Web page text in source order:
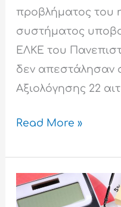
προβλήματος του
συστήματος
ΕΛΚΕ του
δεν απεστάλησαν
Αξιολόγησης 22
Read More »
Πρόσκληση
Εκδήλωσης